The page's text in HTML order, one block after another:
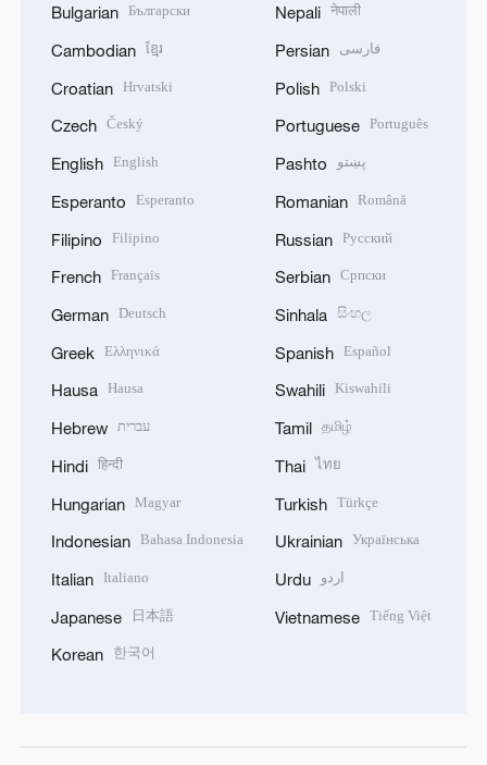
Bulgarian Български
Cambodian ខ្មែរ
Croatian Hrvatski
Czech Český
English English
Esperanto Esperanto
Filipino Filipino
French Français
German Deutsch
Greek Ελληνικά
Hausa Hausa
Hebrew עברית
Hindi हिन्दी
Hungarian Magyar
Indonesian Bahasa Indonesia
Italian Italiano
Japanese 日本語
Korean 한국어
Nepali नेपाली
Persian فارسی
Polish Polski
Portuguese Português
Pashto پښتو
Romanian Română
Russian Русский
Serbian Српски
Sinhala සිංහල
Spanish Español
Swahili Kiswahili
Tamil தமிழ்
Thai ไทย
Turkish Türkçe
Ukrainian Українська
Urdu اردو
Vietnamese Tiếng Việt